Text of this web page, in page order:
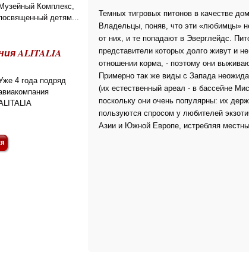
Музейный Комплекс,
детям...
ALITALIA
4 года подряд
Темных тигровых питонов в качестве
Владельцы, поняв, что эти «любимцы»
от них, и те попадают в Эверглейдс.
представители которых долго живут и
отношении корма, - поэтому они
Примерно так же виды с Запада
(их естественный ареал - в бассейне
поскольку они очень популярны: их
пользуются спросом у любителей
Азии и Южной Европе, истребляя